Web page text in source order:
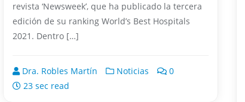
revista ‘Newsweek’, que ha publicado la tercera
edición de su ranking World’s Best Hospitals
2021. Dentro […]
Dra. Robles Martín Noticias
0
23 sec read